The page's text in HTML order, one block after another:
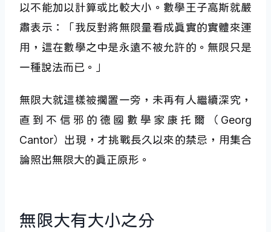
以不能加以計算或比較大小。數學王子高斯就嚴
肅表示：「我反對將無限量看成真實的實體來運
用，這在數學之中是永遠不被允許的。無限只是
一種說法而已。」
無限大就這樣被擱置一旁，未再有人繼續深究，
直到不信邪的德國數學家康托爾（Georg
Cantor）出現，才挑戰長久以來的禁忌，用集合
論照出無限大的真正原形。
無限大有大小之分